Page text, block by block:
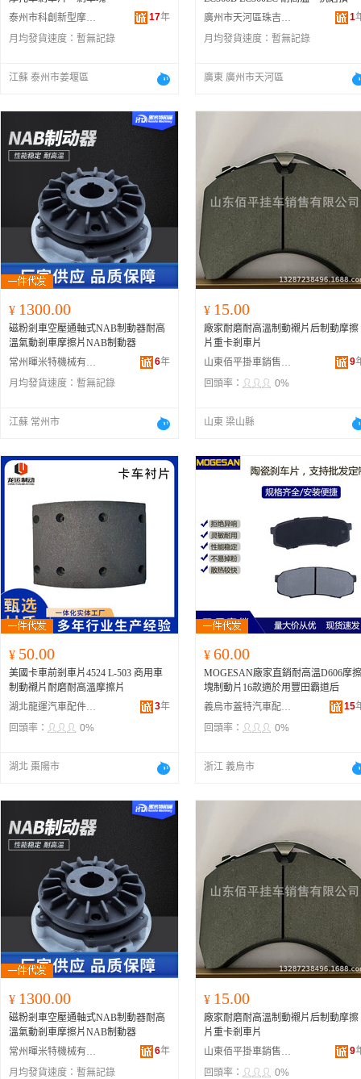
泰州市科創新型摩擦材料有限公司
17年
月均發貨速度： 暫無記錄
江蘇 泰州市姜堰區
廣州市天河區珠吉金港盛工程機械配件部
1
月均發貨速度： 暫無記錄
廣東 廣州市天河區
¥ 1300.00
磁粉剎車空壓通軸式NAB制動器耐高
溫氣動剎車摩擦片NAB制動器
常州暉米特機械有限公司
6年
月均發貨速度： 暫無記錄
江蘇 常州市
¥ 15.00
廠家耐磨耐高溫制動襯片后制動摩擦
片重卡剎車片
山東佰平掛車銷售有限公司
9
回頭率：
0%
山東 梁山縣
¥ 50.00
美國卡車前剎車片4524 L-503 商用車
制動襯片耐磨耐高溫摩擦片
湖北龍運汽車配件有限公司
3年
回頭率：
0%
湖北 棗陽市
¥ 60.00
MOGESAN廠家直銷耐高溫D606摩擦
塊制動片16款適於用豐田霸道后
義烏市蓋特汽車配件有限公司
15
回頭率：
0%
浙江 義烏市
¥ 1300.00
磁粉剎車空壓通軸式NAB制動器耐高
溫氣動剎車摩擦片NAB制動器
常州暉米特機械有限公司
6年
月均發貨速度： 暫無記錄
¥ 15.00
廠家耐磨耐高溫制動襯片后制動摩擦
片重卡剎車片
山東佰平掛車銷售有限公司
9
回頭率：
0%